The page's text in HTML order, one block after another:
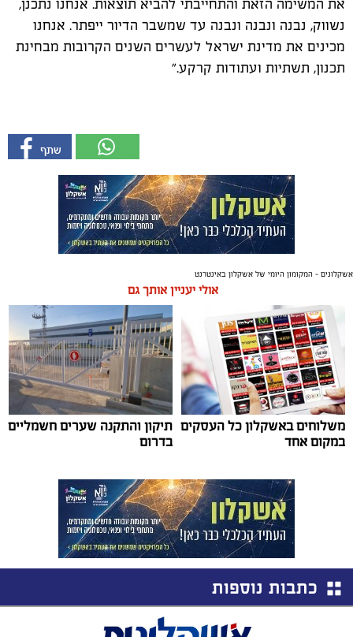
את המשימה הזאת והתחייבתי להביא תוצאות. אנחנו נתכנן,
נשווק, נבנה ונבנה ונבנה עד שמשבר הדיור ייפתר. אנחנו
מכינים את מדינת ישראל לעשרים השנים הקרובות מבחינת
תכנון, תשתיות ועתודות קרקע."
אשקלונים - המקומון היומי של אשקלון באינטרנט
אולי יעניין אותך גם
משלוחים באשקלון כל העסקים
במקום אחד
תיקון והתקנה שערים חשמליים
בדרום
כתבות נוספות